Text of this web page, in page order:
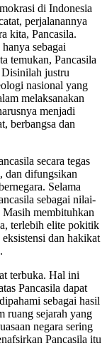
di Indonesia
perjalanannya
kita, Pancasila.
sebagai
temukan, Pancasila
Disinilah justru
nasional yang
melaksanakan
menjadi
berbangsa dan
secara tegas
dan difungsikan
Selama
sebagai nilai-
membituhkan
terlebih elite pokitik
dan hakikat
terbuka. Hal ini
Pancasila dapat
sebagai hasil
ruang sejarah yang
negara sering
Pancasila itu